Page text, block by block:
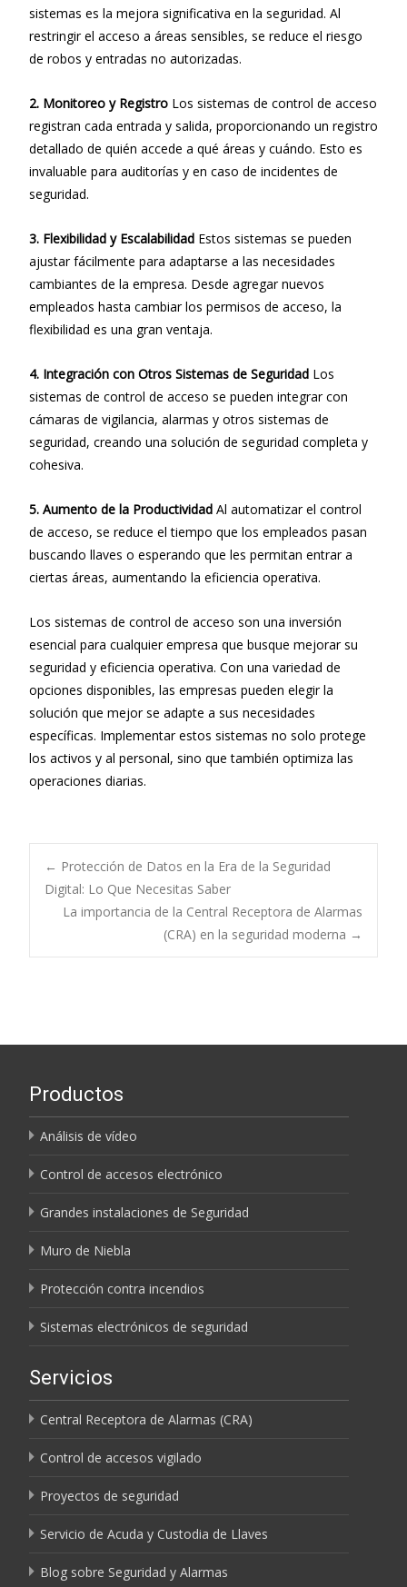
sistemas es la mejora significativa en la seguridad. Al
restringir el acceso a áreas sensibles, se reduce el riesgo
de robos y entradas no autorizadas.
2. Monitoreo y Registro Los sistemas de control de acceso
registran cada entrada y salida, proporcionando un registro
detallado de quién accede a qué áreas y cuándo. Esto es
invaluable para auditorías y en caso de incidentes de
seguridad.
3. Flexibilidad y Escalabilidad Estos sistemas se pueden
ajustar fácilmente para adaptarse a las necesidades
cambiantes de la empresa. Desde agregar nuevos
empleados hasta cambiar los permisos de acceso, la
flexibilidad es una gran ventaja.
4. Integración con Otros Sistemas de Seguridad Los
sistemas de control de acceso se pueden integrar con
cámaras de vigilancia, alarmas y otros sistemas de
seguridad, creando una solución de seguridad completa y
cohesiva.
5. Aumento de la Productividad Al automatizar el control
de acceso, se reduce el tiempo que los empleados pasan
buscando llaves o esperando que les permitan entrar a
ciertas áreas, aumentando la eficiencia operativa.
Los sistemas de control de acceso son una inversión
esencial para cualquier empresa que busque mejorar su
seguridad y eficiencia operativa. Con una variedad de
opciones disponibles, las empresas pueden elegir la
solución que mejor se adapte a sus necesidades
específicas. Implementar estos sistemas no solo protege
los activos y al personal, sino que también optimiza las
operaciones diarias.
Navegación
← Protección de Datos en la Era de la Seguridad
Digital: Lo Que Necesitas Saber
La importancia de la Central Receptora de Alarmas
(CRA) en la seguridad moderna →
Productos
Análisis de vídeo
Control de accesos electrónico
Grandes instalaciones de Seguridad
Muro de Niebla
Protección contra incendios
Sistemas electrónicos de seguridad
Servicios
Central Receptora de Alarmas (CRA)
Control de accesos vigilado
Proyectos de seguridad
Servicio de Acuda y Custodia de Llaves
Blog sobre Seguridad y Alarmas